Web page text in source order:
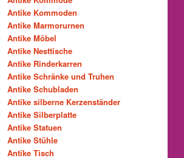
Antike Kommoden
Antike Marmorurnen
Antike Möbel
Antike Nesttische
Antike Rinderkarren
Antike Schränke und Truhen
Antike Schubladen
Antike silberne Kerzenständer
Antike Silberplatte
Antike Statuen
Antike Stühle
Antike Tisch